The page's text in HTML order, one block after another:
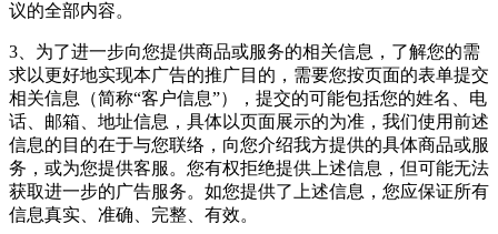
议的全部内容。
3、为了进一步向您提供商品或服务的相关信息，了解您的需
求以更好地实现本广告的推广目的，需要您按页面的表单提交
相关信息（简称“客户信息”），提交的可能包括您的姓名、电
话、邮箱、地址信息，具体以页面展示的为准，我们使用前述
信息的目的在于与您联络，向您介绍我方提供的具体商品或服
务，或为您提供客服。您有权拒绝提供上述信息，但可能无法
获取进一步的广告服务。如您提供了上述信息，您应保证所有
信息真实、准确、完整、有效。